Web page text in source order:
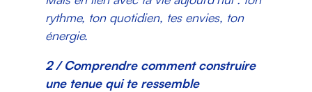
rythme, ton quotidien, tes envies, ton
énergie.
2 / Comprendre comment construire
une tenue qui te ressemble